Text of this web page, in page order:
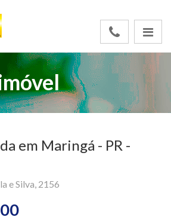
em Maringá - PR -
e Silva, 2156